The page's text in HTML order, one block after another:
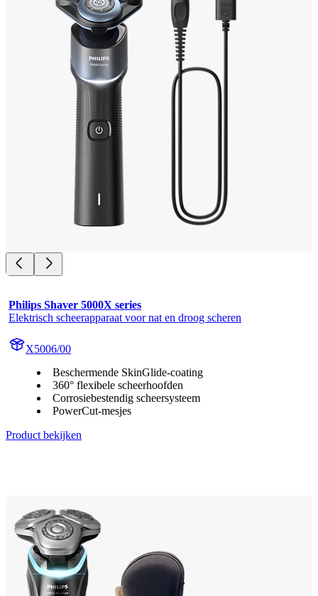
Philips Shaver 5000X series
Elektrisch scheerapparaat voor nat en droog scheren
X5006/00
Beschermende SkinGlide-coating
360° flexibele scheerhoofden
Corrosiebestendig scheersysteem
PowerCut-mesjes
Product bekijken